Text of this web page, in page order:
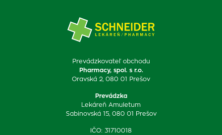
Prevádzkovateľ obchodu
Pharmacy, spol. s r.o.
Oravská 2, 080 01 Prešov
Prevádzka
Lekáreň Amuletum
Sabinovská 15, 080 01 Prešov
IČO: 31710018